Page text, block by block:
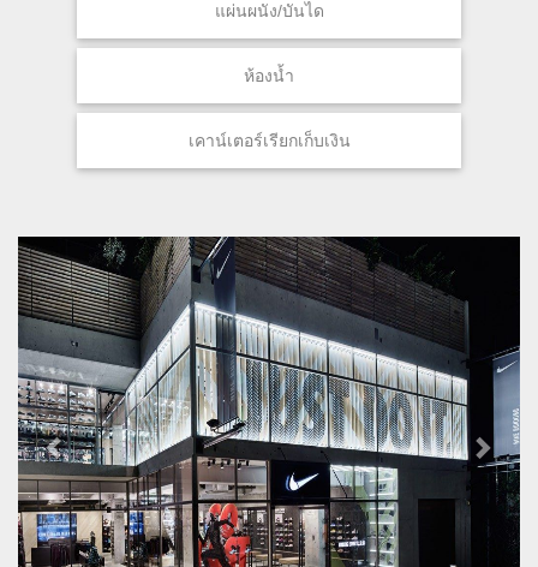
แผ่นผนัง/บันได
ห้องน้ำ
เคาน์เตอร์เรียกเก็บเงิน
P
r
e
v
i
o
u
s
t